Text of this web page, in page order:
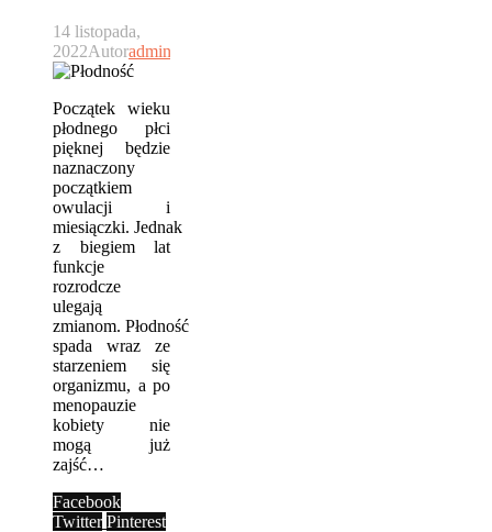
14 listopada,
2022Autoradmin
Początek wieku
płodnego płci
pięknej będzie
naznaczony
początkiem
owulacji i
miesiączki. Jednak
z biegiem lat
funkcje
rozrodcze
ulegają
zmianom. Płodność
spada wraz ze
starzeniem się
organizmu, a po
menopauzie
kobiety nie
mogą już
zajść…
Facebook
Twitter Pinterest